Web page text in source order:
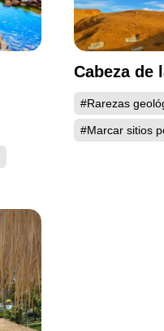
Cabeza de
#Rarezas
#Marcar sitios